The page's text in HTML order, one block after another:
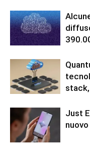
stack,
Just